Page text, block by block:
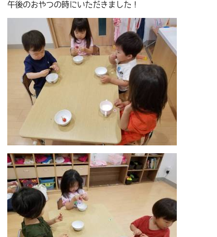
午後のおやつの時にいただきました！